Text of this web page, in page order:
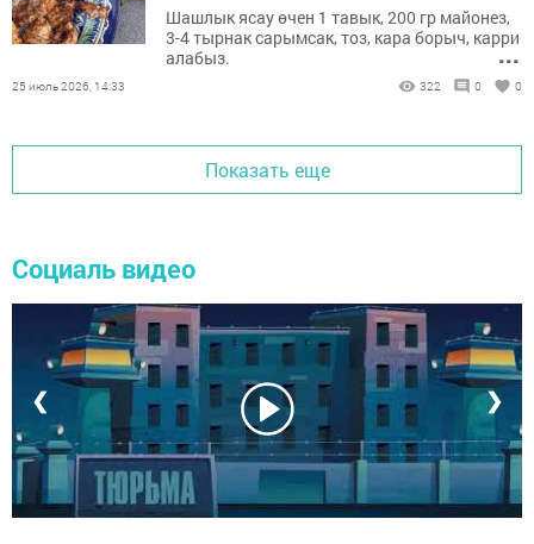
Шашлык ясау өчен 1 тавык, 200 гр майонез,
3-4 тырнак сарымсак, тоз, кара борыч, карри
алабыз.
...
25 июль 2026, 14:33 322 0 0
Показать еще
Социаль видео
❮ ❯